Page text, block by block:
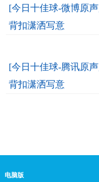
[今日十佳球-微博原
背扣潇洒写意
[今日十佳球-腾讯原
背扣潇洒写意
电脑版